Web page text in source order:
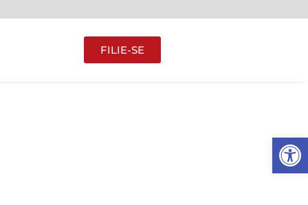
Abrir
FILIE-SE